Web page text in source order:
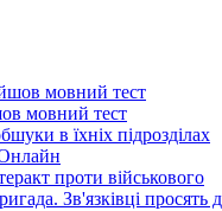
мовний тест
в їхніх підрозділах
проти військового
Зв'язківці просять